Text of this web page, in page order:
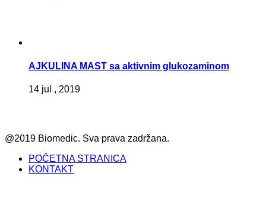
AJKULINA MAST sa aktivnim glukozaminom
14 jul , 2019
@2019 Biomedic. Sva prava zadržana.
POČETNA STRANICA
KONTAKT